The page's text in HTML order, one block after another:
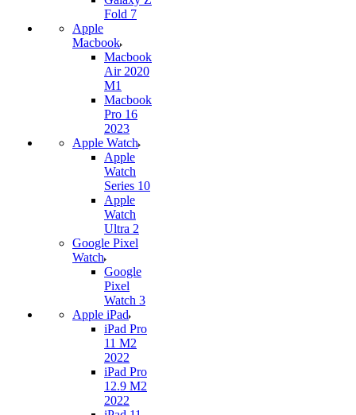
Fold 7
Apple
Macbook
Macbook
Air 2020
M1
Macbook
Pro 16
2023
Apple Watch
Apple
Watch
Series 10
Apple
Watch
Ultra 2
Google Pixel
Watch
Google
Pixel
Watch 3
Apple iPad
iPad Pro
11 M2
2022
iPad Pro
12.9 M2
2022